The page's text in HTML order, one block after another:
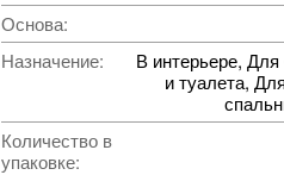
Основа:
Назначение:
В интерьере,
и туалета,
Количество в
упаковке: